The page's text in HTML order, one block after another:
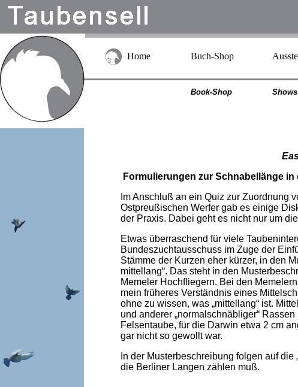
Home Buch-Shop
Book-Shop Shows
Formulierungen zur Schnabellänge
Im Anschluß an ein Quiz zur Zuordnung
Ostpreußischen Werfer gab es einige
der Praxis. Dabei geht es nicht nur um
Etwas überraschend für viele
Bundeszuchtausschuss im Zuge der
Stämme der Kurzen eher kürzer, in den
mittellang“. Das steht in den
Memeler Hochfliegern. Bei den
mein früheres Verständnis eines
ohne zu wissen, was „mittellang“ ist.
und anderer „normalschnäbliger“
Felsentaube, für die Darwin etwa 2 cm
gar nicht so gewollt war.
In der Musterbeschreibung folgen auf
die Berliner Langen zählen muß.